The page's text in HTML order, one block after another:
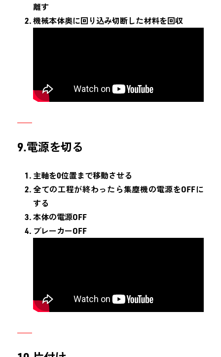
離す
機械本体奥に回り込み切断した材料を回収
9.電源を切る
主軸を0位置まで移動させる
全ての工程が終わったら集塵機の電源をOFFに
する
本体の電源OFF
ブレーカーOFF